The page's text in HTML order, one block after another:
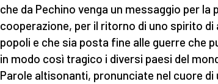
che da Pechino venga un messaggio per la
cooperazione, per il ritorno di uno spirito
popoli e che sia posta fine alle guerre che
in modo così tragico i diversi paesi del
Parole altisonanti, pronunciate nel cuore